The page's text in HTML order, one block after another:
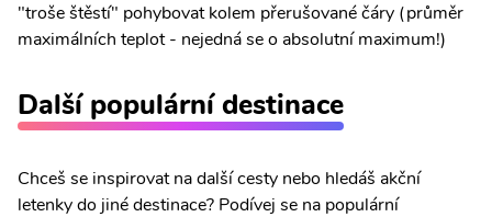
"troše štěstí" pohybovat kolem přerušované čáry (průměr
maximálních teplot - nejedná se o absolutní maximum!)
Další populární destinace
Chceš se inspirovat na další cesty nebo hledáš akční
letenky do jiné destinace? Podívej se na populární